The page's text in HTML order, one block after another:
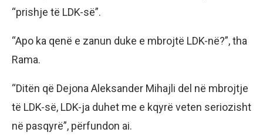
“prishje të LDK-së”.
“Apo ka qenë e zanun duke e mbrojtë LDK-në?”, tha
Rama.
“Ditën që Dejona Aleksander Mihajli del në mbrojtje
të LDK-së, LDK-ja duhet me e kqyrë veten seriozisht
në pasqyrë”, përfundon ai.